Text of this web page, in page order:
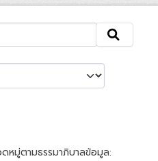
หมู่ตามธรรมาภิบาลข้อมูล: